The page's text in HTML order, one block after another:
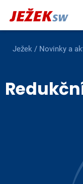
Ježek/ Novinky a